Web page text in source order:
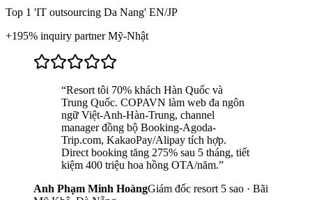
Top 1 'IT outsourcing Da Nang' EN/JP
+195% inquiry partner Mỹ-Nhật
“Resort tôi 70% khách Hàn Quốc và
Trung Quốc. COPAVN làm web đa ngôn
ngữ Việt-Anh-Hàn-Trung, channel
manager đồng bộ Booking-Agoda-
Trip.com, KakaoPay/Alipay tích hợp.
Direct booking tăng 275% sau 5 tháng, tiết
kiệm 400 triệu hoa hồng OTA/năm.”
Anh Phạm Minh HoàngGiám đốc resort 5 sao · Bãi